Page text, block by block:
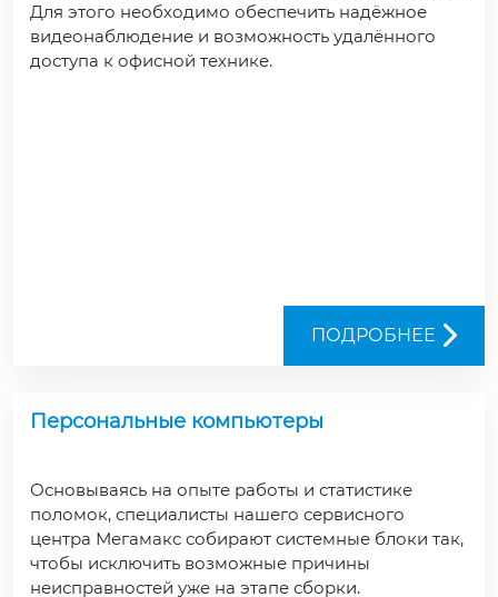
Для этого необходимо обеспечить надёжное
видеонаблюдение и возможность удалённого
доступа к офисной технике.
ПОДРОБНЕЕ
Персональные компьютеры
Основываясь на опыте работы и статистике
поломок, специалисты нашего сервисного
центра Мегамакс собирают системные блоки так,
чтобы исключить возможные причины
неисправностей уже на этапе сборки.